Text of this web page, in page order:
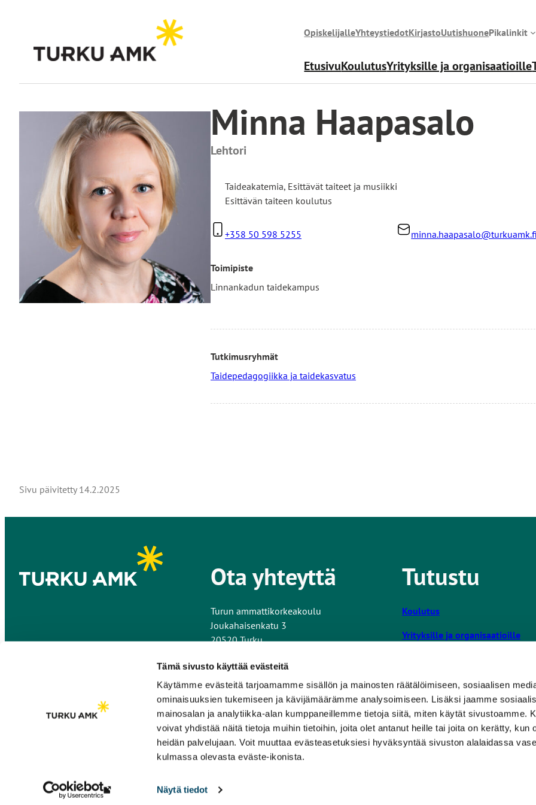
Linkki
Tämä sivusto käyttää evästeitä
Käytämme evästeitä tarjoamamme sisällön ja mainosten räätälöimiseen, sosiaalisen
ominaisuuksien tukemiseen ja kävijämäärämme analysoimiseen. Lisäksi jaamme
mainosalan ja analytiikka-alan kumppaneillemme tietoja siitä, miten käytät sivustoamme.
voivat yhdistää näitä tietoja muihin tietoihin, joita olet antanut heille tai joita on kerätty, kun
heidän palvelujaan. Voit muuttaa evästeasetuksiesi hyväksyntää sivuston alalaidassa
kulmassa olevasta eväste-ikonista.
Näytä tiedot
OpiskelijalleYhteystiedotKirjastoUutishuonePikalinkit
EtusivuKoulutusYrityksille ja organisaatioille
Minna Haapasalo
Lehtori
Taideakatemia, Esittävät taiteet ja musiikki
Esittävän taiteen koulutus
+358 50 598 5255 minna.haapasalo@turkuamk.fi
Toimipiste
Linnankadun taidekampus
Tutkimusryhmät
Taidepedagogiikka ja taidekasvatus
Sivu päivitetty 14.2.2025
Ota yhteyttä
Turun ammattikorkeakoulu
Joukahaisenkatu 3
20520 Turku
Kaikki yhteystiedot
Anna palautetta nettisivuistaL
i
n
k
k
Tutustu
Koulutus
Yrityksille ja organisaatioille
Turun AMK
Opiskelijalle
Uutishuone